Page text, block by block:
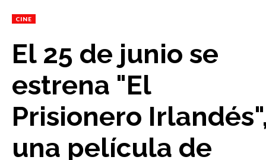
CINE
El 25 de junio se
estrena "El
Prisionero
una película de